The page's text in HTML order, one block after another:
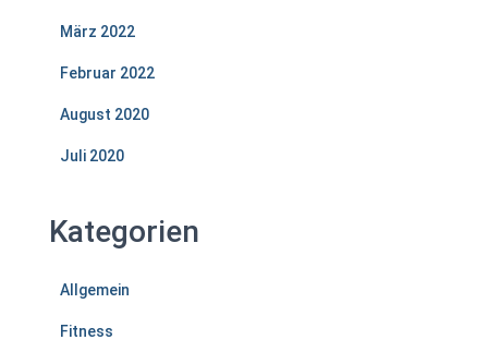
März 2022
Februar 2022
August 2020
Juli 2020
Kategorien
Allgemein
Fitness